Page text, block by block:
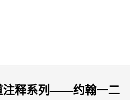
注释系列——约翰一二